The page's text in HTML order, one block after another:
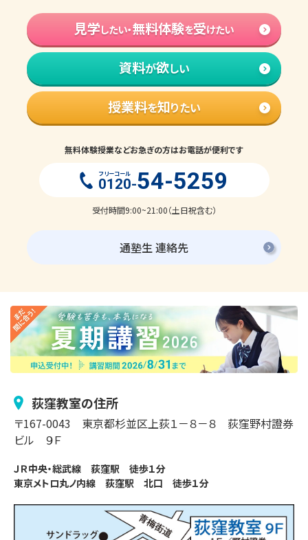
見学したい・無料体験を受けたい
資料が欲しい
授業料を知りたい
無料体験授業などお急ぎの方はお電話が便利です
フリーコール
0120-54-5259
受付時間9:00~21:00（土日祝含む）
通塾生 連絡先
荻窪教室の住所
〒167-0043 東京都杉並区上荻１－８－８
荻窪野村證券
ビル ９Ｆ
ＪＲ中央・総武線　荻窪駅　徒歩１分
東京メトロ丸ノ内線　荻窪駅　北口　徒歩１分